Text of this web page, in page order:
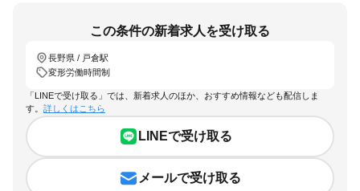
この条件の新着求人を受け取る
長野県 / 戸倉駅
変形労働時間制
「LINEで受け取る」では、新着求人のほか、おすすめ情報なども配信しま
す。 詳しくはこちら
LINEで受け取る
メールで受け取る